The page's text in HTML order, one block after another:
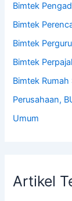
Bimtek
Bimtek
Bimtek
Bimtek
Bimtek
Perusahaan,
Umum
Artikel